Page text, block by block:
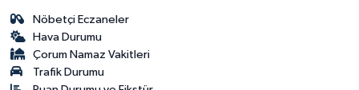
Nöbetçi Eczaneler
Hava Durumu
Çorum Namaz Vakitleri
Trafik Durumu